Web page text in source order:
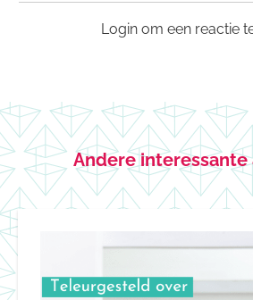
Login om een reactie
Andere interessante